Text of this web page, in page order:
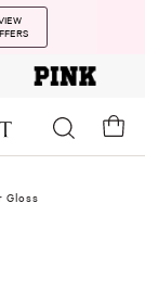
Gloss